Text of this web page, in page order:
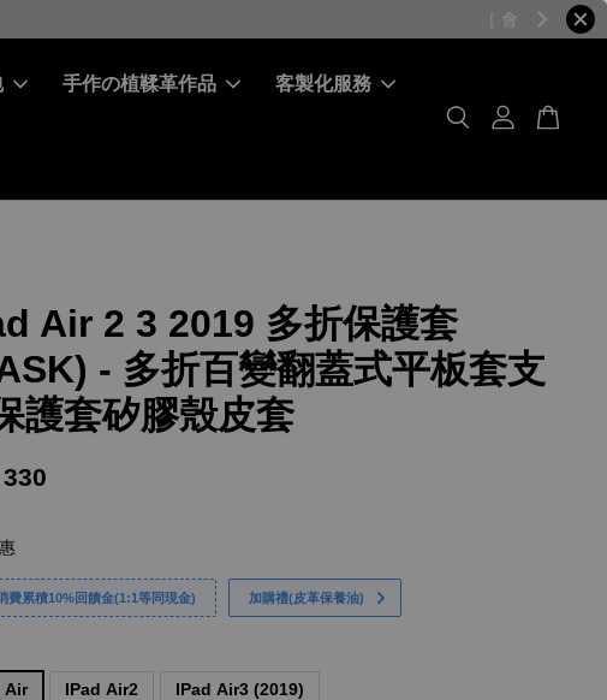
手作の植鞣革作品 客製化服務
Air 2 3 2019 多折保護套
- 多折百變翻蓋式平板套支
護套矽膠殼皮套
費累積10%回饋金(1:1等同現金) 加購禮(皮革保養油)
Air
IPad Air2 IPad Air3 (2019)